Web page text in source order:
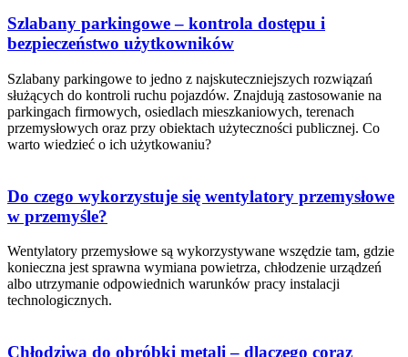
Szlabany parkingowe – kontrola dostępu i
bezpieczeństwo użytkowników
Szlabany parkingowe to jedno z najskuteczniejszych rozwiązań
służących do kontroli ruchu pojazdów. Znajdują zastosowanie na
parkingach firmowych, osiedlach mieszkaniowych, terenach
przemysłowych oraz przy obiektach użyteczności publicznej. Co
warto wiedzieć o ich użytkowaniu?
Do czego wykorzystuje się wentylatory przemysłowe
w przemyśle?
Wentylatory przemysłowe są wykorzystywane wszędzie tam, gdzie
konieczna jest sprawna wymiana powietrza, chłodzenie urządzeń
albo utrzymanie odpowiednich warunków pracy instalacji
technologicznych.
Chłodziwa do obróbki metali – dlaczego coraz